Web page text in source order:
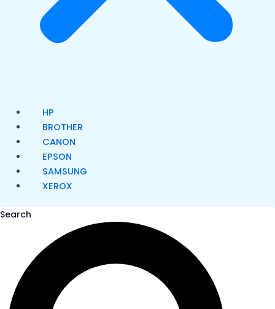
HP
BROTHER
CANON
EPSON
SAMSUNG
XEROX
Search